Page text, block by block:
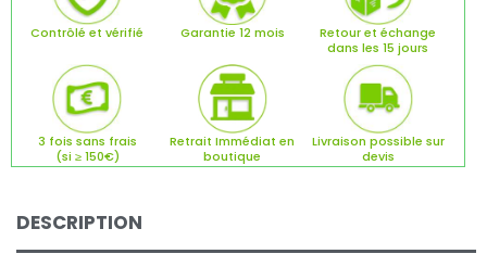
Contrôlé et vérifié Garantie 12 mois
Retour et échange
dans les 15 jours
3 fois sans frais
(si ≥ 150€)
Retrait Immédiat en
boutique
Livraison possible sur
devis
DESCRIPTION